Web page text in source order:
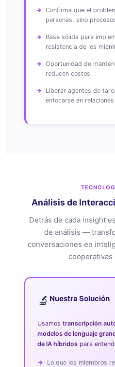
Confirma que el
personas, sino
Base sólida para
resistencia de los
Oportunidad de
reducen costos
Liberar agentes de
enfocarse en
Análisis de
Detrás de cada insight
de análisis —
conversaciones en
cooperativas
🔬 Nuestra Solución
Usamos transcripción
modelos de lenguaje
de IA híbridos para
Lo que los miembros